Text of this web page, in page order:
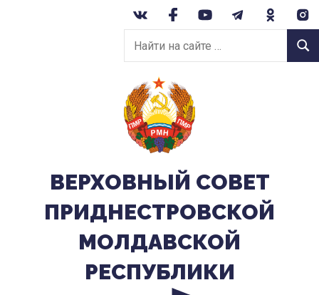
Найти
на
сайте:
ВЕРХОВНЫЙ CОВЕТ
ПРИДНЕСТРОВСКОЙ
МОЛДАВСКОЙ
РЕСПУБЛИКИ